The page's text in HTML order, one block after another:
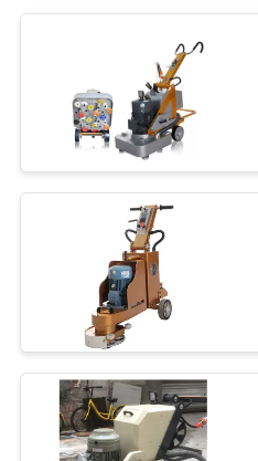
PRIVACY
POLICY